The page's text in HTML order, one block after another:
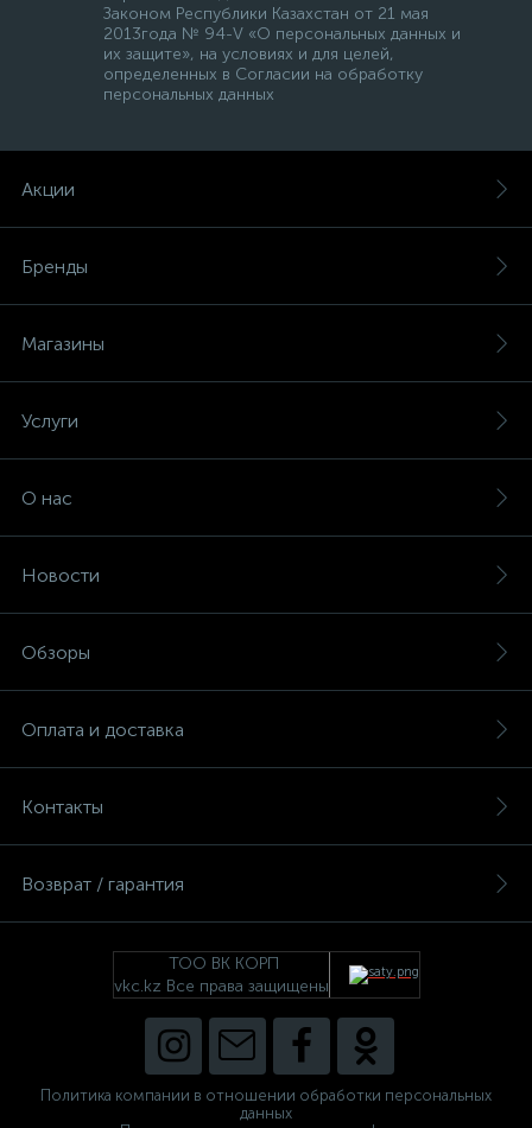
Законом Республики Казахстан от 21 мая
2013года № 94-V «О персональных данных и
их защите», на условиях и для целей,
определенных в Согласии на обработку
персональных данных
Акции
Бренды
Магазины
Услуги
О нас
Новости
Обзоры
Оплата и доставка
Контакты
Возврат / гарантия
ТОО ВК КОРП
vkc.kz Все права защищены
Политика компании в отношении обработки персональных
данных